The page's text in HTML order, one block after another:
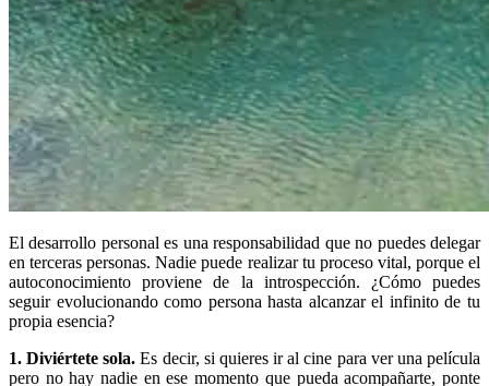
El desarrollo personal es una responsabilidad que no puedes delegar
en terceras personas. Nadie puede realizar tu proceso vital, porque el
autoconocimiento proviene de la introspección. ¿Cómo puedes
seguir evolucionando como persona hasta alcanzar el infinito de tu
propia esencia?
1. Diviértete sola. Es decir, si quieres ir al cine para ver una película
pero no hay nadie en ese momento que pueda acompañarte, ponte